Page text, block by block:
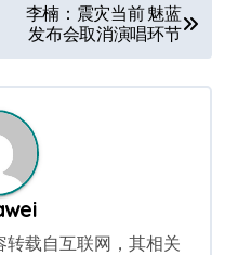
李楠：震灾当前 魅蓝
发布会取消演唱环节
转载自互联网，其相关